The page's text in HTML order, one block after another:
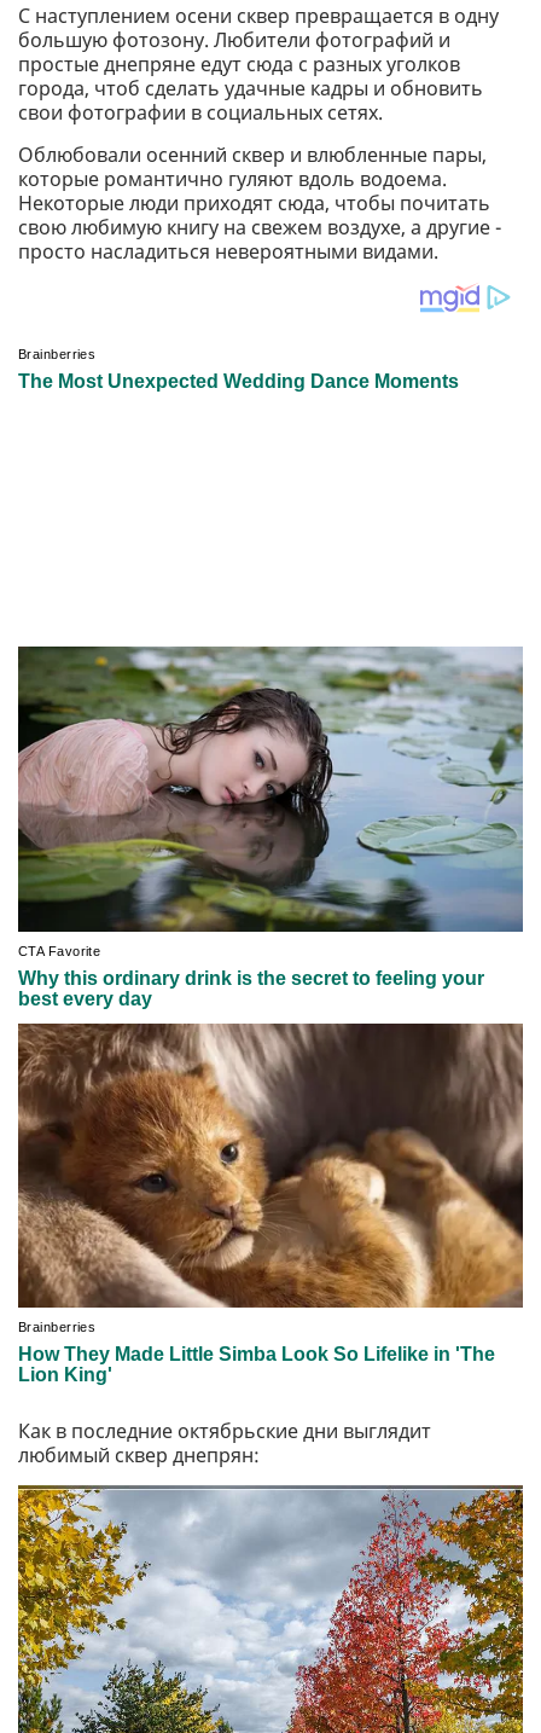
С наступлением осени сквер превращается в одну
большую фотозону. Любители фотографий и
простые днепряне едут сюда с разных уголков
города, чтоб сделать удачные кадры и обновить
свои фотографии в социальных сетях.
Облюбовали осенний сквер и влюбленные пары,
которые романтично гуляют вдоль водоема.
Некоторые люди приходят сюда, чтобы почитать
свою любимую книгу на свежем воздухе, а другие -
просто насладиться невероятными видами.
Как в последние октябрьские дни выглядит
любимый сквер днепрян: